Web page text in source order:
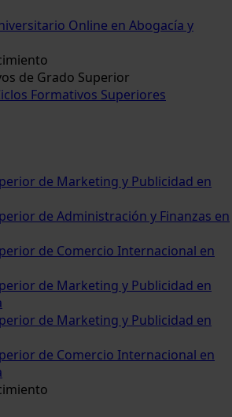
Online en Abogacía y
de Grado Superior
Formativos Superiores
de Marketing y Publicidad en
de Administración y Finanzas en
de Comercio Internacional en
de Marketing y Publicidad en
de Marketing y Publicidad en
de Comercio Internacional en